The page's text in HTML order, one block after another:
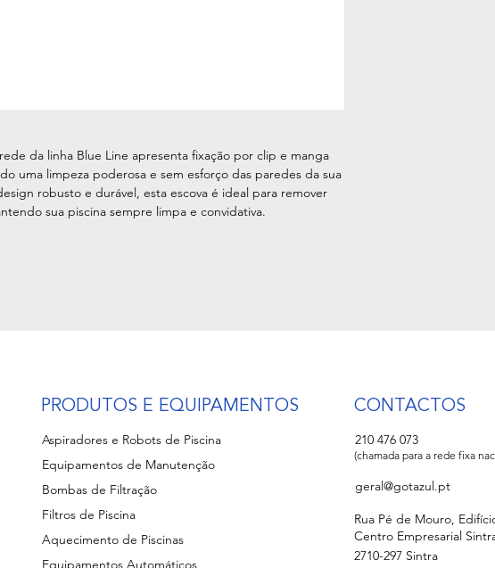
da linha Blue Line apresenta fixação por clip e manga
uma limpeza poderosa e sem esforço das paredes da sua
robusto e durável, esta escova é ideal para remover
sua piscina sempre limpa e convidativa.
PRODUTOS E EQUIPAMENTOS
Aspiradores e Robots de Piscina
Equipamentos de Manutenção
Bombas de Filtração
Filtros de Piscina
Aquecimento de Piscinas
Equipamentos Automáticos
CONTACTOS
210 476 073
(chamada para a rede fixa
geral@gotazul.pt
Rua Pé de Mouro,
Centro Empresarial
2710-297 Sintra